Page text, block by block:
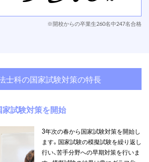
※開校からの卒業生260名中247名合格
士科の国家試験対策の特長
家試験対策を開始
3年次の春から国家試験対策を開始し
ます。国家試験の模擬試験を繰り返し
行い、苦手分野への早期対策を行いま